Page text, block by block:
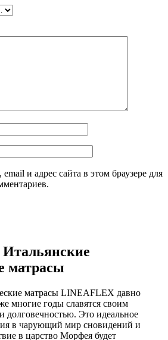
и адрес сайта в этом браузере для
матрасы
матрасы LINEAFLEX давно
многие годы славятся своим
долговечностью. Это идеальное
в чарующий мир сновидений и
в царство Морфея будет